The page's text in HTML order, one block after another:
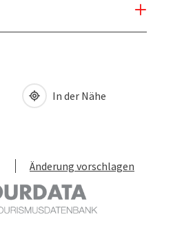
In der Nähe
Änderung vorschlagen